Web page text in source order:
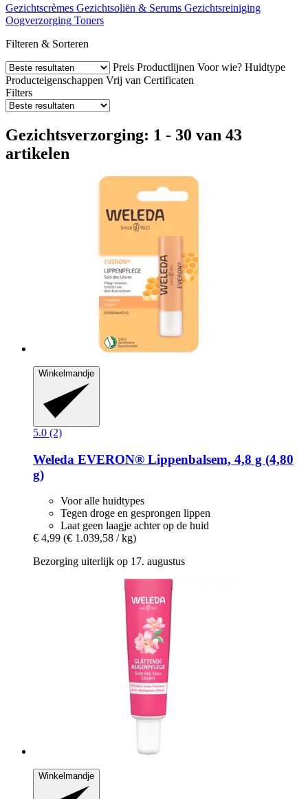
Gezichtscrèmes Gezichtsoliën & Serums Gezichtsreiniging
Oogverzorging Toners
Filteren & Sorteren
Preis Productlijnen Voor wie? Huidtype
Producteigenschappen Vrij van Certificaten
Filters
Gezichtsverzorging: 1 - 30 van 43
artikelen
Winkelmandje
5.0 (2)
Weleda EVERON® Lippenbalsem, 4,8 g (4,80
g)
Voor alle huidtypes
Tegen droge en gesprongen lippen
Laat geen laagje achter op de huid
€ 4,99 (€ 1.039,58 / kg)
Bezorging uiterlijk op 17. augustus
Winkelmandje